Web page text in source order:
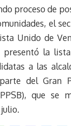
proceso de
el
Unido de
presentó la
a las
del Gran
que se